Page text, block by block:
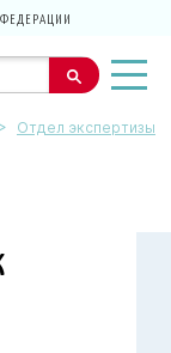
>
Отдел экспертизы